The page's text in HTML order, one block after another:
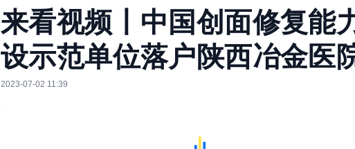
来看视频丨中国创面修复能
设示范单位落户陕西冶金医
2023-07-02 11:39